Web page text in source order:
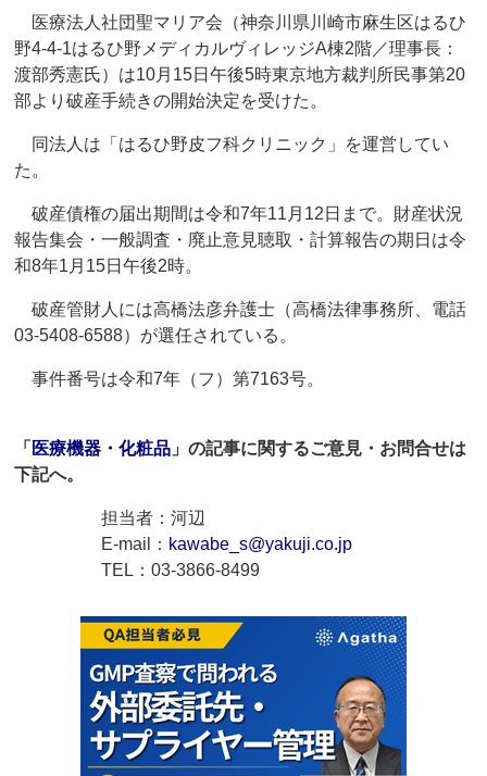
医療法人社団聖マリア会（神奈川県川崎市麻生区はるひ
野4-4-1はるひ野メディカルヴィレッジA棟2階／理事長：
渡部秀憲氏）は10月15日午後5時東京地方裁判所民事第20
部より破産手続きの開始決定を受けた。
同法人は「はるひ野皮フ科クリニック」を運営してい
た。
破産債権の届出期間は令和7年11月12日まで。財産状況
報告集会・一般調査・廃止意見聴取・計算報告の期日は令
和8年1月15日午後2時。
破産管財人には高橋法彦弁護士（高橋法律事務所、電話
03-5408-6588）が選任されている。
事件番号は令和7年（フ）第7163号。
「 医療機器・化粧品 」の記事に関するご意見・お問合せは
下記へ。
担当者：河辺
E-mail： kawabe_s@yakuji.co.jp
TEL：03-3866-8499